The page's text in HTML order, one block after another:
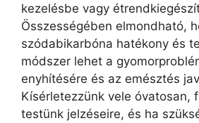
kezelésbe vagy
Összességében elmondható,
szódabikarbóna hatékony és
módszer lehet a
enyhítésére és az emésztés
Kísérletezzünk vele óvatosan,
testünk jelzéseire, és ha